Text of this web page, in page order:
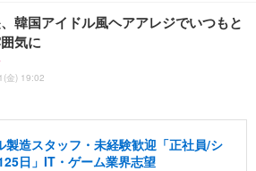
韓国アイドル風ヘアアレジでいつもと
気に
金) 19:02
製造スタッフ・未経験歓迎「正社員/シ
日」IT・ゲーム業界志望